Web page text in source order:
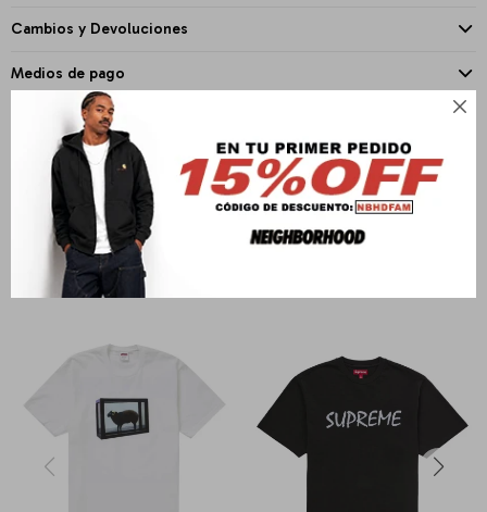

Cambios y Devoluciones
Medios de pago
PRODUCTOS QUE TE PUEDEN INTERESAR